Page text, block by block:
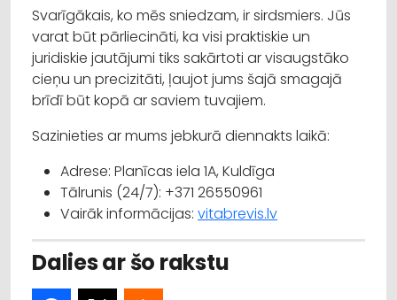
Svarīgākais, ko mēs sniedzam, ir sirdsmiers. Jūs
varat būt pārliecināti, ka visi praktiskie un
juridiskie jautājumi tiks sakārtoti ar visaugstāko
cieņu un precizitāti, ļaujot jums šajā smagajā
brīdī būt kopā ar saviem tuvajiem.
Sazinieties ar mums jebkurā diennakts laikā:
Adrese: Planīcas iela 1A, Kuldīga
Tālrunis (24/7): +371 26550961
Vairāk informācijas: vitabrevis.lv
Dalies ar šo rakstu